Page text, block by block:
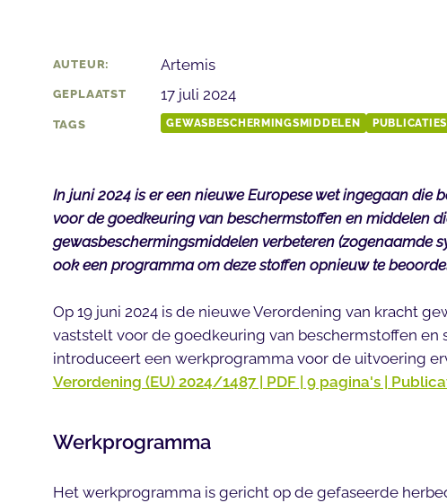
AUTEUR: Artemis
GEPLAATST 17 juli 2024
TAGS GEWASBESCHERMINGSMIDDELEN PUBLICATIES
In juni 2024 is er een nieuwe Europese wet ingegaan die
voor de goedkeuring van beschermstoffen en middelen
gewasbeschermingsmiddelen verbeteren (zogenaamde
ook een programma om deze stoffen opnieuw te
Op 19 juni 2024 is de nieuwe Verordening van kracht
vaststelt voor de goedkeuring van beschermstoffen en
introduceert een werkprogramma voor de uitvoering
Verordening (EU) 2024/1487 | PDF | 9 pagina's |
Werkprogramma
Het werkprogramma is gericht op de gefaseerde